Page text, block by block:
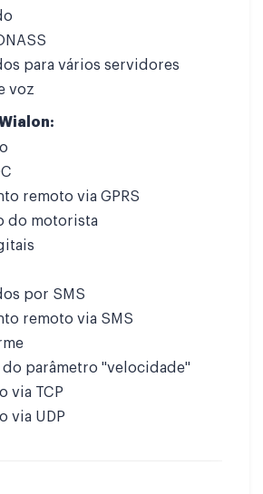
para vários servidores
voz
remoto via GPRS
do motorista
por SMS
remoto via SMS
parâmetro "velocidade"
via TCP
via UDP